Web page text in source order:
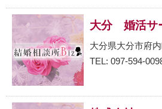
大分 婚活サ
大分県大分市府
TEL: 097-594-